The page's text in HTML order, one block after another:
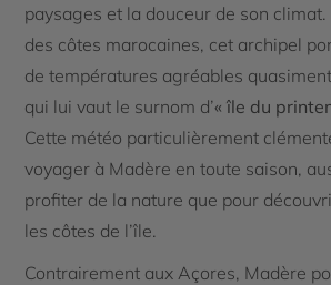
paysages et la douceur de son
des côtes marocaines, cet archipel
de températures agréables
qui lui vaut le surnom d’« île du
Cette météo particulièrement
voyager à Madère en toute saison,
profiter de la nature que pour
les côtes de l’île.
Contrairement aux Açores, Madère